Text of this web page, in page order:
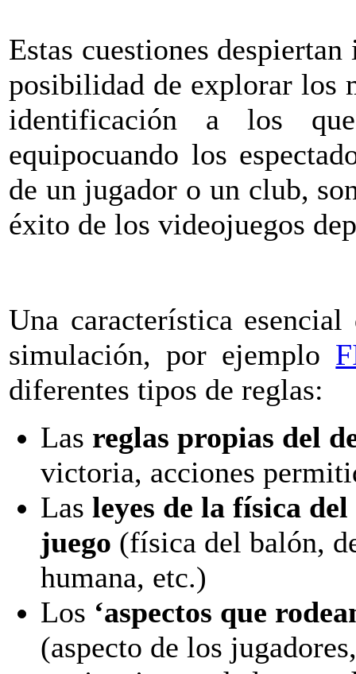
Estas cuestiones
posibilidad de explorar los
identificación a los
equipocuando los
de un jugador o un club,
éxito de los videojuegos
Una característica
simulación, por ejemplo
diferentes tipos de reglas:
Las reglas propias del
victoria, acciones
Las leyes de la física
juego (física del balón,
humana, etc.)
Los ‘aspectos que
(aspecto de los